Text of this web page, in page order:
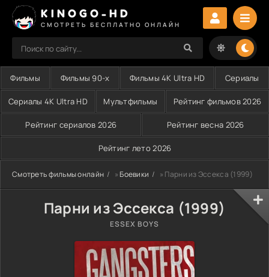
KINOGO-HD
СМОТРЕТЬ БЕСПЛАТНО ОНЛАЙН
Фильмы Фильмы 90-х Фильмы 4K Ultra HD Сериалы
Сериалы 4K Ultra HD Мультфильмы Рейтинг фильмов 2026
Рейтинг сериалов 2026 Рейтинг весна 2026
Рейтинг лето 2026
Смотреть фильмы онлайн »Боевики » Парни из Эссекса (1999)
Парни из Эссекса (1999)
ESSEX BOYS